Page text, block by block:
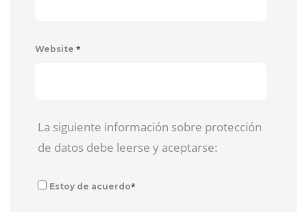
Website *
La siguiente información sobre protección
de datos debe leerse y aceptarse:
Estoy de acuerdo*